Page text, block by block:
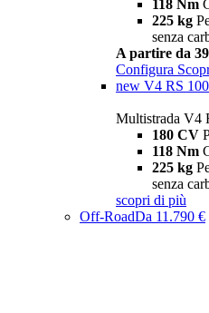
118 Nm
225 kg
senza
A partire da
Configura
new V4 RS 100
Multistrada V4
180 CV
118 Nm
225 kg
senza
scopri di più
Off-RoadDa 11.790 €